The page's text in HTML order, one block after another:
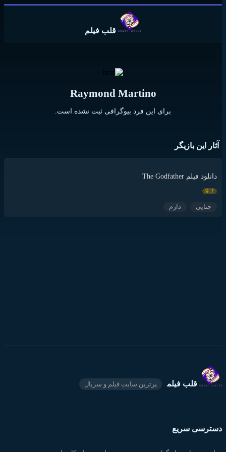
قلب فیلم
Raymond Martino
برای این فرد بیوگرافی ثبت نشده است.
آثار این بازیگر
دانلود فیلم The Godfather
9.2
جنایی دارم
قلب فیلم برترین سایت فیلم و سریال
دسترسی سریع